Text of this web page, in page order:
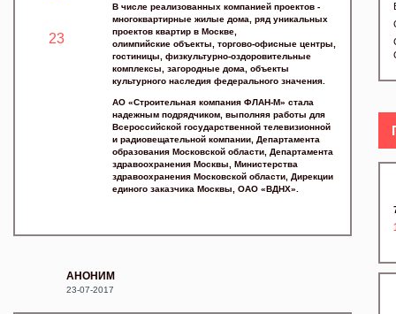
23
В числе реализованных компанией проектов -
многоквартирные жилые дома, ряд уникальных
проектов квартир в Москве,
олимпийские объекты, торгово-офисные центры,
гостиницы, физкультурно-оздоровительные
комплексы, загородные дома, объекты
культурного наследия федерального значения.
АО «Строительная компания ФЛАН-М» стала
надежным подрядчиком, выполняя работы для
Всероссийской государственной телевизионной
и радиовещательной компании, Департамента
образования Московской области, Департамента
здравоохранения Москвы, Министерства
здравоохранения Московской области, Дирекции
единого заказчика Москвы, ОАО «ВДНХ».
АНОНИМ
23-07-2017